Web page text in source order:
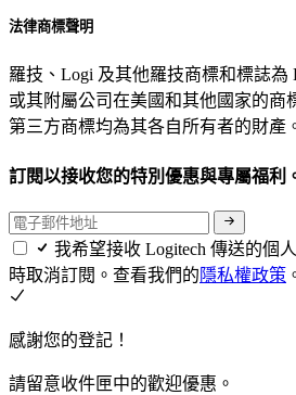
法律商標聲明
羅技、Logi 及其他羅技商標和標誌為
或其附屬公司在美國和其他國家的商
第三方商標均為其各自所有者的財產
訂閱以接收您的特別優惠與專屬福利
我希望接收 Logitech 傳送的個
時取消訂閱。查看我們的隱私權政策
感謝您的登記！
請留意收件匣中的歡迎優惠。